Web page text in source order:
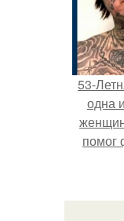
53-
одна
помог